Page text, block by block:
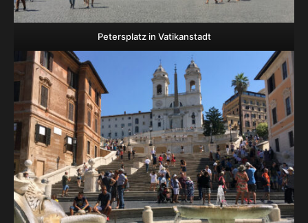
Petersplatz in Vatikanstadt